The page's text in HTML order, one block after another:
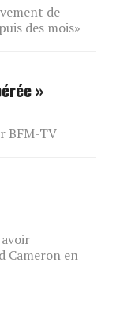
de
des mois»
»
BFM-TV
Cameron en